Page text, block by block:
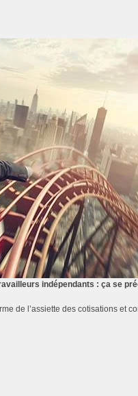
indépendants : ça se
de l’assiette des cotisations et